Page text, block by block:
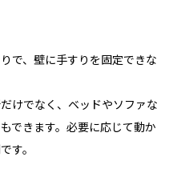
で、壁に手すりを固定できな
けでなく、ベッドやソファな
できます。必要に応じて動か
す。